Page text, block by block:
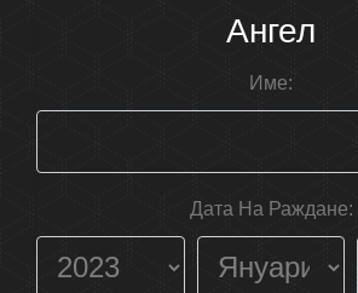
Ангел
Име:
Дата На Раждане: